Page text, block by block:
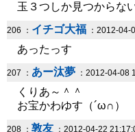
玉３つしか見つからな
206 ： イチゴ大福 ：2012-04-
あったっす
207 ： あー汰夢 ：2012-04-08
くりあ～＾＾
お宝かわゆす（´ω∩）
208 ： 敦友 ：2012-04-22